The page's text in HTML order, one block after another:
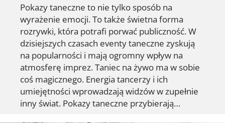
Pokazy taneczne to nie tylko sposób na
wyrażenie emocji. To także świetna forma
rozrywki, która potrafi porwać publiczność. W
dzisiejszych czasach eventy taneczne zyskują
na popularności i mają ogromny wpływ na
atmosferę imprez. Taniec na żywo ma w sobie
coś magicznego. Energia tancerzy i ich
umiejętności wprowadzają widzów w zupełnie
inny świat. Pokazy taneczne przybierają…